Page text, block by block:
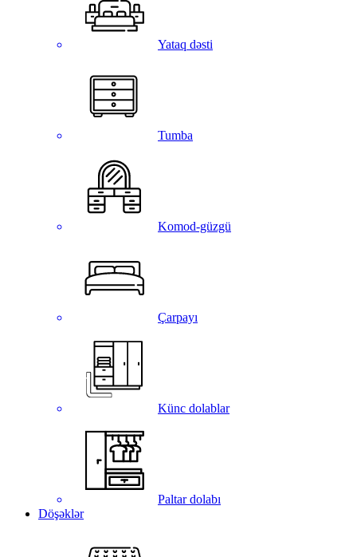
Yataq dəsti
Tumba
Komod-güzgü
Çarpayı
Künc dolablar
Paltar dolabı
Döşəklər